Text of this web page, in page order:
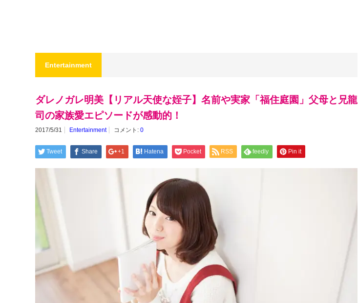
Entertainment
ダレノガレ明美【リアル天使な姪子】名前や実家「福住庭園」父母と兄龍
司の家族愛エピソードが感動的！
2017/5/31 Entertainment コメント: 0
Tweet Share +1 Hatena Pocket RSS feedly Pin it